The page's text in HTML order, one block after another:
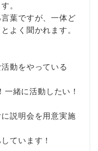
。
葉ですが、一体ど
よく聞かれます。
動をやっている
緒に活動したい！
説明会を用意実施
ています！